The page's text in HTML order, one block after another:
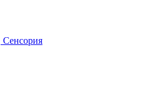
Сенсория